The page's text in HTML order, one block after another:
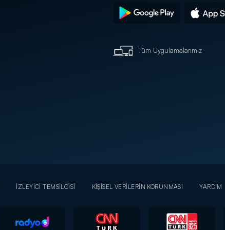
Tüm Uygulamalarımız
İZLEYİCİ TEMSİLCİSİ KİŞİSEL VERİLERİN KORUNMASI YARDIM